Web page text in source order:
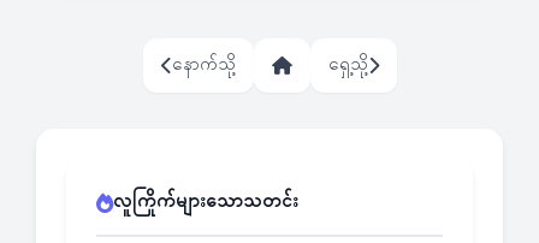
နောက်သို့ ရှေ့သို့
လူကြိုက်များသောသတင်း